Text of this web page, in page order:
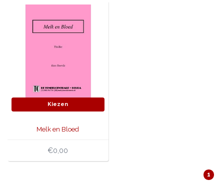
PAASTONEEL
HANDBOEKEN
Kiezen
Melk en Bloed
€0,00
1